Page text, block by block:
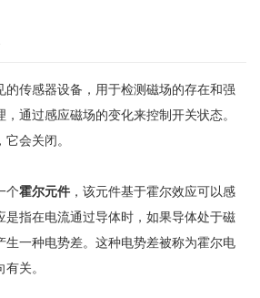
的传感器设备，用于检测磁场的存在和强
通过感应磁场的变化来控制开关状态。
会关闭。
个霍尔元件 ，该元件基于霍尔效应可以感
是指在电流通过导体时，如果导体处于磁
生一种电势差。这种电势差被称为霍尔电
关。